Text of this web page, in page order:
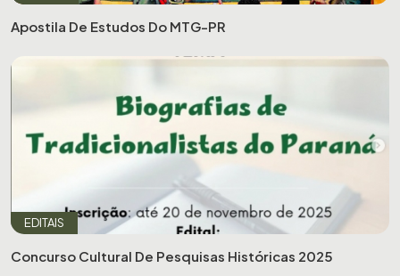
Apostila De Estudos Do MTG-PR
EDITAIS
Concurso Cultural De Pesquisas Históricas 2025